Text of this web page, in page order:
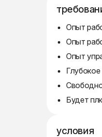
Опыт
Опыт
Опыт
Будет
условия